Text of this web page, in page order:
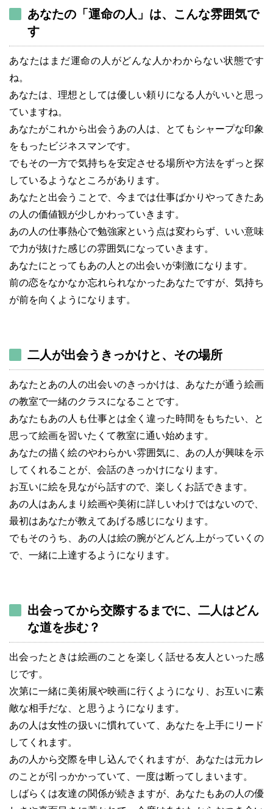
あなたの「運命の人」は、こんな雰囲気で
す
あなたはまだ運命の人がどんな人かわからない状態です
ね。
あなたは、理想としては優しい頼りになる人がいいと思っ
ていますね。
あなたがこれから出会うあの人は、とてもシャープな印象
をもったビジネスマンです。
でもその一方で気持ちを安定させる場所や方法をずっと探
しているようなところがあります。
あなたと出会うことで、今までは仕事ばかりやってきたあ
の人の価値観が少しかわっていきます。
あの人の仕事熱心で勉強家という点は変わらず、いい意味
で力が抜けた感じの雰囲気になっていきます。
あなたにとってもあの人との出会いが刺激になります。
前の恋をなかなか忘れられなかったあなたですが、気持ち
が前を向くようになります。
二人が出会うきっかけと、その場所
あなたとあの人の出会いのきっかけは、あなたが通う絵画
の教室で一緒のクラスになることです。
あなたもあの人も仕事とは全く違った時間をもちたい、と
思って絵画を習いたくて教室に通い始めます。
あなたの描く絵のやわらかい雰囲気に、あの人が興味を示
してくれることが、会話のきっかけになります。
お互いに絵を見ながら話すので、楽しくお話できます。
あの人はあんまり絵画や美術に詳しいわけではないので、
最初はあなたが教えてあげる感じになります。
でもそのうち、あの人は絵の腕がどんどん上がっていくの
で、一緒に上達するようになります。
出会ってから交際するまでに、二人はどん
な道を歩む？
出会ったときは絵画のことを楽しく話せる友人といった感
じです。
次第に一緒に美術展や映画に行くようになり、お互いに素
敵な相手だな、と思うようになります。
あの人は女性の扱いに慣れていて、あなたを上手にリード
してくれます。
あの人から交際を申し込んでくれますが、あなたは元カレ
のことが引っかかっていて、一度は断ってしまいます。
しばらくは友達の関係が続きますが、あなたもあの人の優